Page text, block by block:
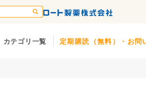
カテゴリ一覧 定期購読（無料）・お問